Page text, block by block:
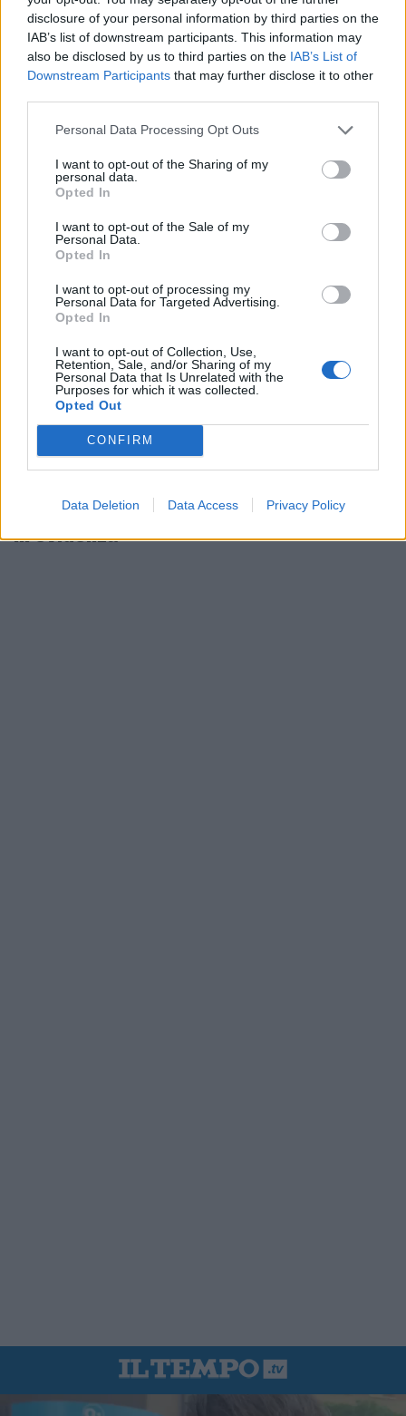
disclosure of your personal information by third parties on the
IAB’s list of downstream participants. This information may
also be disclosed by us to third parties on the IAB’s List of
Downstream Participants that may further disclose it to other
Personal Data Processing Opt Outs
I want to opt-out of the Sharing of my
personal data.
Opted In
I want to opt-out of the Sale of my
Personal Data.
Opted In
I want to opt-out of processing my
Personal Data for Targeted Advertising.
Opted In
I want to opt-out of Collection, Use,
Retention, Sale, and/or Sharing of my
Personal Data that Is Unrelated with the
Purposes for which it was collected.
Opted Out
CONFIRM
Data Deletion Data Access Privacy Policy
In evidenza